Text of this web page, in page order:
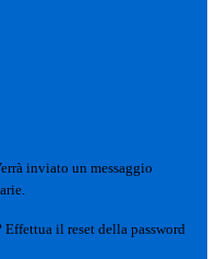
inviato un messaggio
Effettua il reset della password